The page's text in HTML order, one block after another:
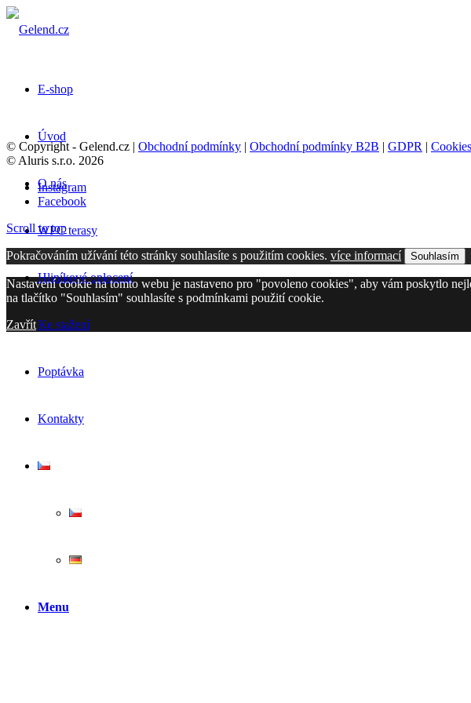
E-shop
Úvod
O nás
WPC terasy
Hliníkové oplocení
Ke stažení
Poptávka
Kontakty
Menu
© Copyright - Gelend.cz | Obchodní podmínky | Obchodní podmínky B2B | GDPR | Cookies
© Aluris s.r.o. 2026
Instagram
Facebook
Scroll to top
Pokračováním užívání této stránky souhlasíte s použitím cookies. více informací Souhlasím
Nastavení cookie na tomto webu je nastaveno pro "povoleno cookies", aby vám poskytlo
na tlačítko "Souhlasím" souhlasíte s podmínkami použití cookie.
Zavřít